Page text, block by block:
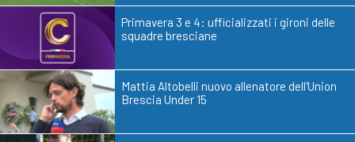
Primavera 3 e 4: ufficializzati i gironi delle
squadre bresciane
Mattia Altobelli nuovo allenatore dell'Union
Brescia Under 15